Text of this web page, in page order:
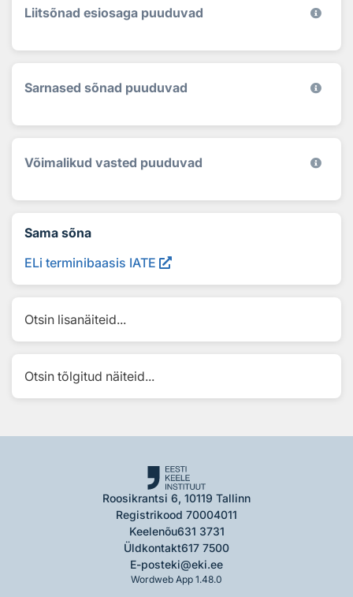
Liitsõnad esiosaga puuduvad
Sarnased sõnad puuduvad
Võimalikud vasted puuduvad
Sama sõna
ELi terminibaasis IATE
Otsin lisanäiteid...
Otsin tõlgitud näiteid...
Roosikrantsi 6, 10119 Tallinn
Registrikood 70004011
Keelenõu631 3731
Üldkontakt617 7500
E-posteki@eki.ee
Wordweb App 1.48.0